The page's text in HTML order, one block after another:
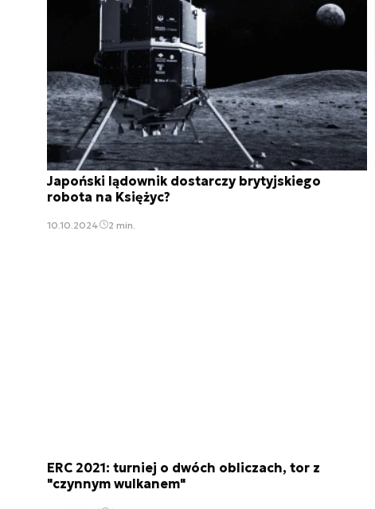
Japoński lądownik dostarczy brytyjskiego
robota na Księżyc?
10.10.2024 2 min.
ERC 2021: turniej o dwóch obliczach, tor z
"czynnym wulkanem"